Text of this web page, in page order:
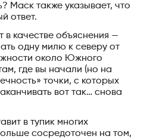
Маск также указывает, что
ответ.
качестве объяснения —
одну милю к северу от
около Южного
где вы начали (но на
точки, с которых
вот так… снова
в тупик многих
сосредоточен на том,